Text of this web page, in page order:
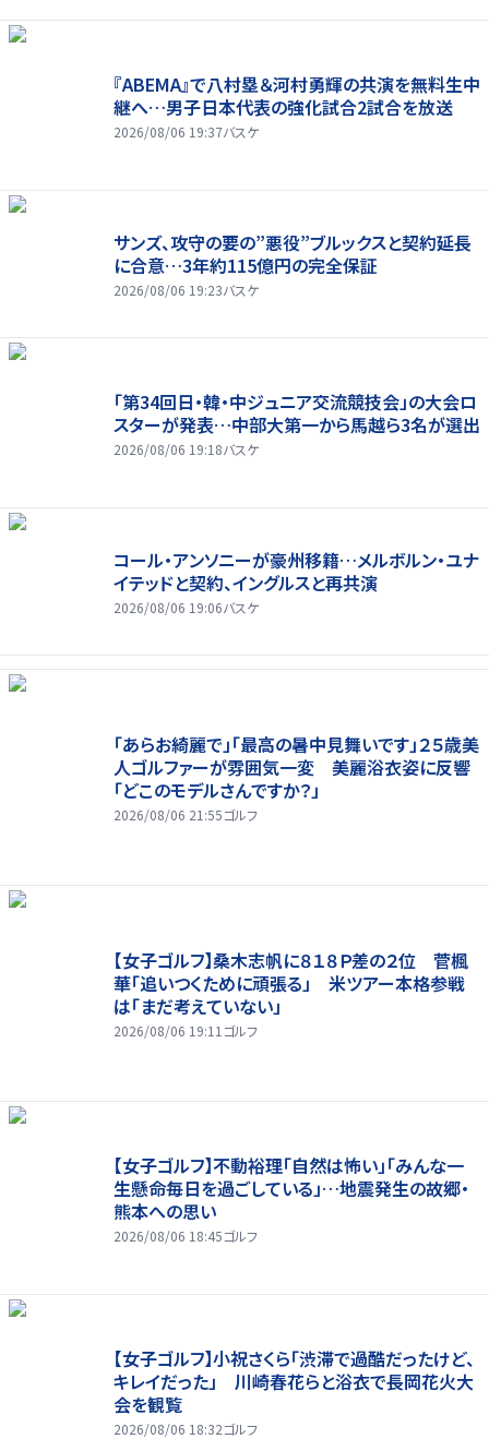
『ABEMA』で八村塁＆河村勇輝の共演を無料生中
継へ…男子日本代表の強化試合2試合を放送
2026/08/06 19:37バスケ
サンズ、攻守の要の”悪役”ブルックスと契約延長
に合意…3年約115億円の完全保証
2026/08/06 19:23バスケ
「第34回日・韓・中ジュニア交流競技会」の大会ロ
スターが発表…中部大第一から馬越ら3名が選出
2026/08/06 19:18バスケ
コール・アンソニーが豪州移籍…メルボルン・ユナ
イテッドと契約、イングルスと再共演
2026/08/06 19:06バスケ
「あらお綺麗で」「最高の暑中見舞いです」２５歳美
人ゴルファーが雰囲気一変 美麗浴衣姿に反響
「どこのモデルさんですか？」
2026/08/06 21:55ゴルフ
【女子ゴルフ】桑木志帆に８１８Ｐ差の２位 菅楓
華「追いつくために頑張る」 米ツアー本格参戦
は「まだ考えていない」
2026/08/06 19:11 ゴルフ
【女子ゴルフ】不動裕理「自然は怖い」「みんな一
生懸命毎日を過ごしている」…地震発生の故郷・
熊本への思い
2026/08/06 18:45ゴルフ
【女子ゴルフ】小祝さくら「渋滞で過酷だったけど、
キレイだった」 川崎春花らと浴衣で長岡花火大
会を観覧
2026/08/06 18:32ゴルフ